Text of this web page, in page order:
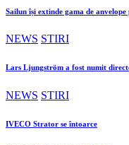
Sailun își extinde gama de
NEWS STIRI
Lars Ljungström a fost numit
NEWS STIRI
IVECO Strator se întoarce